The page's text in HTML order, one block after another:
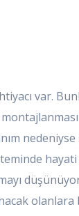
var.
nedeniyse
olanlara